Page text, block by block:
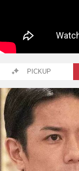
PICKUP